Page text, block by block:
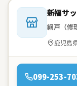
会社名：
新福サ
網戸（修
住所：
鹿児島
電話：
099-253-